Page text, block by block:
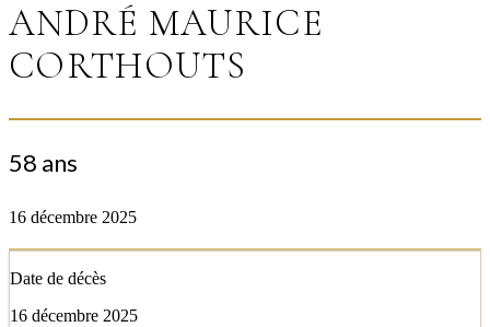
ANDRÉ MAURICE
CORTHOUTS
58 ans
16 décembre 2025
Date de décès
16 décembre 2025